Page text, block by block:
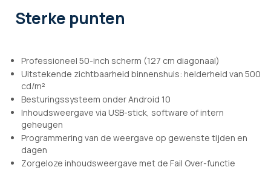
Sterke punten
Professioneel 50-inch scherm (127 cm diagonaal)
Uitstekende zichtbaarheid binnenshuis: helderheid van 500
cd/m²
Besturingssysteem onder Android 10
Inhoudsweergave via USB-stick, software of intern
geheugen
Programmering van de weergave op gewenste tijden en
dagen
Zorgeloze inhoudsweergave met de Fail Over-functie